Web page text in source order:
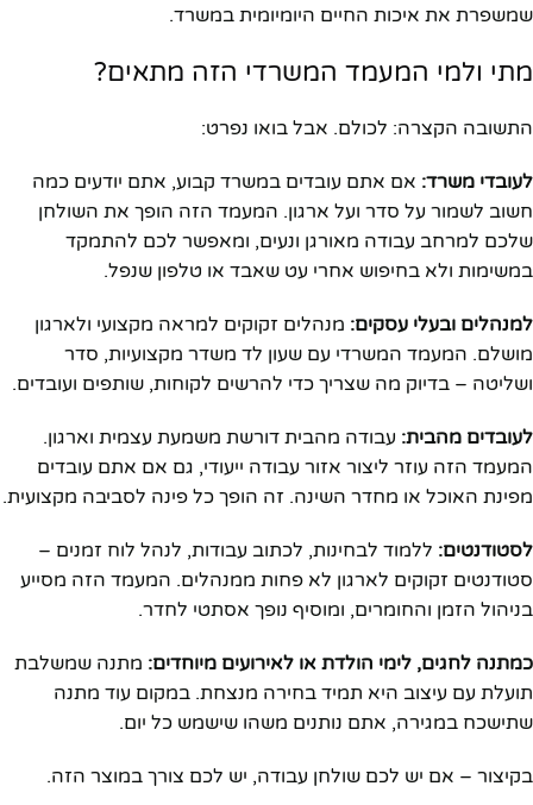
שמשפרת את איכות החיים היומיומית במשרד.
מתי ולמי המעמד המשרדי הזה מתאים?
התשובה הקצרה: לכולם. אבל בואו נפרט:
לעובדי משרד: אם אתם עובדים במשרד קבוע, אתם יודעים כמה
חשוב לשמור על סדר ועל ארגון. המעמד הזה הופך את השולחן
שלכם למרחב עבודה מאורגן ונעים, ומאפשר לכם להתמקד
במשימות ולא בחיפוש אחרי עט שאבד או טלפון שנפל.
למנהלים ובעלי עסקים: מנהלים זקוקים למראה מקצועי ולארגון
מושלם. המעמד המשרדי עם שעון לד משדר מקצועיות, סדר
ושליטה – בדיוק מה שצריך כדי להרשים לקוחות, שותפים ועובדים.
לעובדים מהבית: עבודה מהבית דורשת משמעת עצמית וארגון.
המעמד הזה עוזר ליצור אזור עבודה ייעודי, גם אם אתם עובדים
מפינת האוכל או מחדר השינה. זה הופך כל פינה לסביבה מקצועית.
לסטודנטים: ללמוד לבחינות, לכתוב עבודות, לנהל לוח זמנים –
סטודנטים זקוקים לארגון לא פחות ממנהלים. המעמד הזה מסייע
בניהול הזמן והחומרים, ומוסיף נופך אסתטי לחדר.
כמתנה לחגים, לימי הולדת או לאירועים מיוחדים: מתנה שמשלבת
תועלת עם עיצוב היא תמיד בחירה מנצחת. במקום עוד מתנה
שתישכח במגירה, אתם נותנים משהו שישמש כל יום.
בקיצור – אם יש לכם שולחן עבודה, יש לכם צורך במוצר הזה.